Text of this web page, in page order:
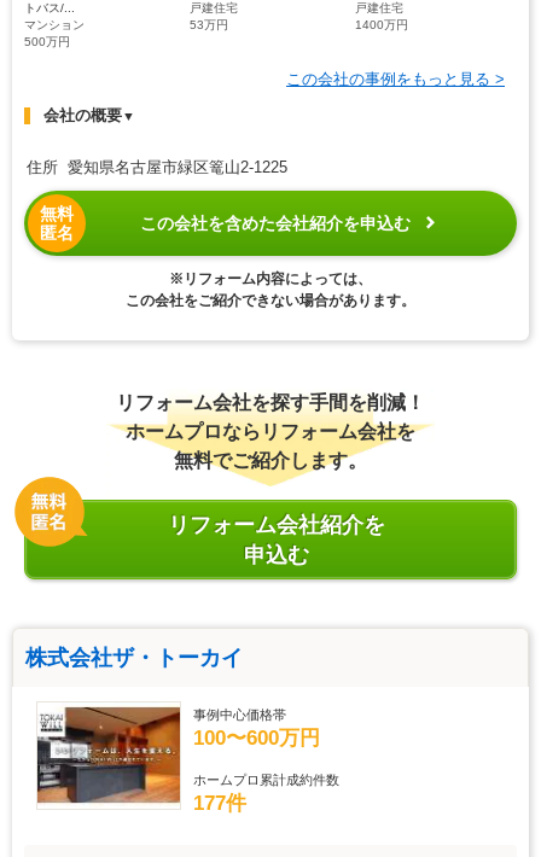
トバス/...
マンション
500万円
戸建住宅
53万円
戸建住宅
1400万円
この会社の事例をもっと見る >
会社の概要▼
住所 愛知県名古屋市緑区篭山2-1225
無料
匿名
この会社を含めた会社紹介を申込む
※リフォーム内容によっては、
この会社をご紹介できない場合があります。
リフォーム会社を探す手間を削減！
ホームプロならリフォーム会社を
無料でご紹介します。
リフォーム会社紹介を
申込む
株式会社ザ・トーカイ
事例中心価格帯
100〜600万円
ホームプロ累計成約件数
177件